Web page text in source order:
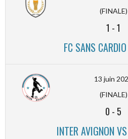
(FINALE)
1 -1
FC SANS
13 juin
(FINALE)
0 - 5
INTER AVIGNON